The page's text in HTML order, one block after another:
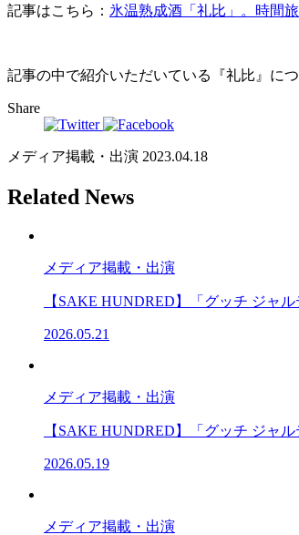
記事はこちら： 氷温熟成酒「礼比」。時間
記事の中で紹介いただいている『礼比』につ
Share
メディア掲載・出演 2023.04.18
Related News
メディア掲載・出演
【SAKE HUNDRED】「グッチ ジャ
2026.05.21
メディア掲載・出演
【SAKE HUNDRED】「グッチ ジャ
2026.05.19
メディア掲載・出演